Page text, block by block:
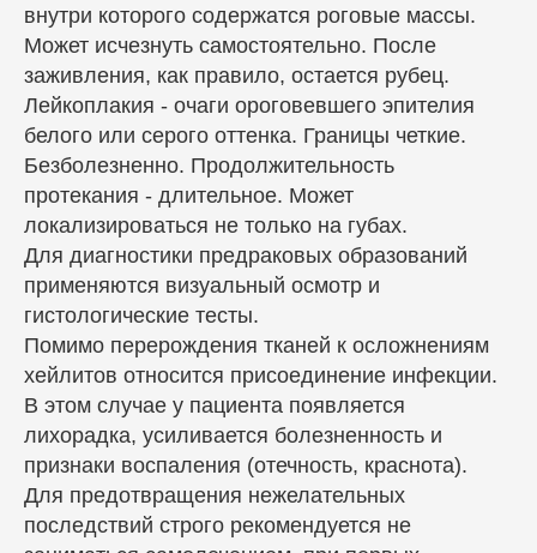
внутри которого содержатся роговые массы.
Может исчезнуть самостоятельно. После
заживления, как правило, остается рубец.
Лейкоплакия - очаги ороговевшего эпителия
белого или серого оттенка. Границы четкие.
Безболезненно. Продолжительность
протекания - длительное. Может
локализироваться не только на губах.
Для диагностики предраковых образований
применяются визуальный осмотр и
гистологические тесты.
Помимо перерождения тканей к осложнениям
хейлитов относится присоединение инфекции.
В этом случае у пациента появляется
лихорадка, усиливается болезненность и
признаки воспаления (отечность, краснота).
Для предотвращения нежелательных
последствий строго рекомендуется не